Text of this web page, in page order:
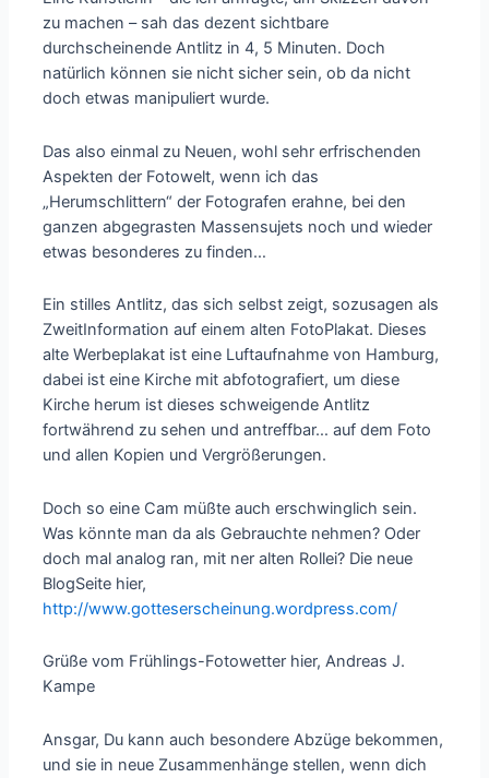
zu machen – sah das dezent sichtbare
durchscheinende Antlitz in 4, 5 Minuten. Doch
natürlich können sie nicht sicher sein, ob da nicht
doch etwas manipuliert wurde.
Das also einmal zu Neuen, wohl sehr erfrischenden
Aspekten der Fotowelt, wenn ich das
„Herumschlittern“ der Fotografen erahne, bei den
ganzen abgegrasten Massensujets noch und wieder
etwas besonderes zu finden…
Ein stilles Antlitz, das sich selbst zeigt, sozusagen als
ZweitInformation auf einem alten FotoPlakat. Dieses
alte Werbeplakat ist eine Luftaufnahme von Hamburg,
dabei ist eine Kirche mit abfotografiert, um diese
Kirche herum ist dieses schweigende Antlitz
fortwährend zu sehen und antreffbar… auf dem Foto
und allen Kopien und Vergrößerungen.
Doch so eine Cam müßte auch erschwinglich sein.
Was könnte man da als Gebrauchte nehmen? Oder
doch mal analog ran, mit ner alten Rollei? Die neue
BlogSeite hier,
http://www.gotteserscheinung.wordpress.com/
Grüße vom Frühlings-Fotowetter hier, Andreas J.
Kampe
Ansgar, Du kann auch besondere Abzüge bekommen,
und sie in neue Zusammenhänge stellen, wenn dich